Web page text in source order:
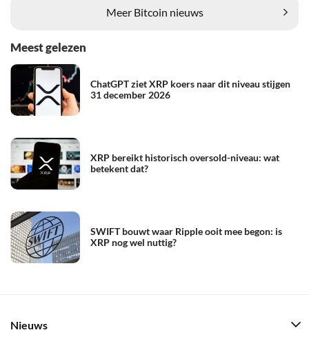
Meer Bitcoin nieuws
Meest gelezen
ChatGPT ziet XRP koers naar dit niveau stijgen
31 december 2026
XRP bereikt historisch oversold-niveau: wat
betekent dat?
SWIFT bouwt waar Ripple ooit mee begon: is
XRP nog wel nuttig?
Nieuws